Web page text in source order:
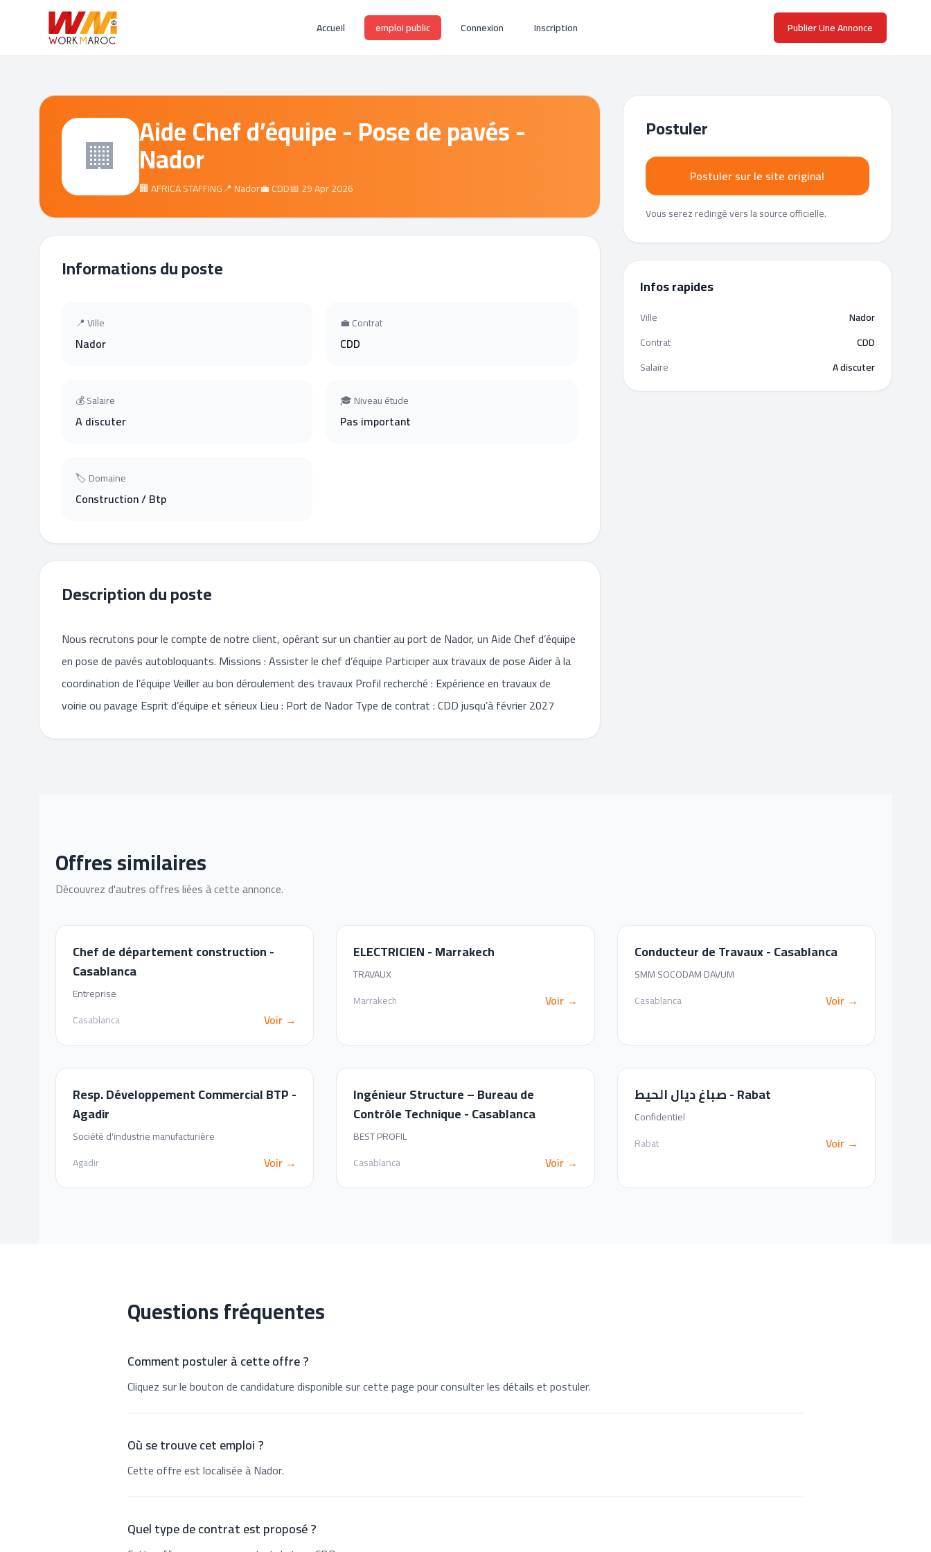
Accueil emploi public Connexion Inscription Publier Une Annonce
🏢 Aide Chef d’équipe - Pose de pavés -
Nador
🏢 AFRICA STAFFING📍 Nador💼 CDD📅 29 Apr 2026
Informations du poste
📍 Ville
Nador
💼 Contrat
CDD
💰 Salaire
A discuter
🎓 Niveau étude
Pas important
🏷 Domaine
Construction / Btp
Description du poste
Nous recrutons pour le compte de notre client, opérant sur un chantier au port de Nador, un Aide Chef d’équipe
en pose de pavés autobloquants. Missions : Assister le chef d’équipe Participer aux travaux de pose Aider à la
coordination de l’équipe Veiller au bon déroulement des travaux Profil recherché : Expérience en travaux de
voirie ou pavage Esprit d’équipe et sérieux Lieu : Port de Nador Type de contrat : CDD jusqu’à février 2027
Postuler
Postuler sur le site original
Vous serez redirigé vers la source officielle.
Infos rapides
Ville
Nador
Contrat
CDD
Salaire
A discuter
Offres similaires
Découvrez d'autres offres liées à cette annonce.
Chef de département construction -
Casablanca
Entreprise
Casablanca
Voir →
ELECTRICIEN - Marrakech
TRAVAUX
Marrakech
Voir →
Conducteur de Travaux - Casablanca
SMM SOCODAM DAVUM
Casablanca
Voir →
Resp. Développement Commercial BTP -
Agadir
Société d'industrie manufacturière
Agadir
Voir →
Ingénieur Structure – Bureau de
Contrôle Technique - Casablanca
BEST PROFIL
Casablanca
Voir →
صباغ ديال الحيط - Rabat
Confidentiel
Rabat
Voir →
Questions fréquentes
Comment postuler à cette offre ?
Cliquez sur le bouton de candidature disponible sur cette page pour consulter les détails et postuler.
Où se trouve cet emploi ?
Cette offre est localisée à Nador.
Quel type de contrat est proposé ?